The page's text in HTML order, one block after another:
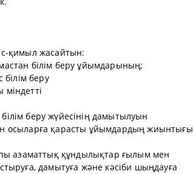
қимыл жасайтын:
білім беру ұйымдарының;
білім беру
беру жүйесінің дамытылуын
осыларға қарасты ұйымдардың жиынтығы
азаматтық құндылықтар ғылым мен
дамытуға және кәсіби шыңдауға